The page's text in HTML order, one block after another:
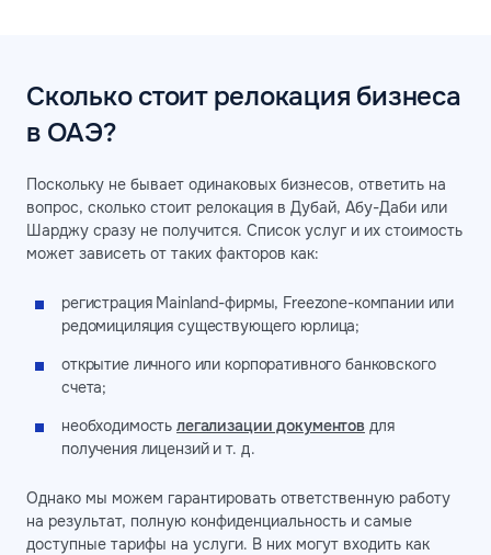
Сколько стоит релокация бизнеса
в ОАЭ?
Поскольку не бывает одинаковых бизнесов, ответить на
вопрос, сколько стоит релокация в Дубай, Абу-Даби или
Шарджу сразу не получится. Список услуг и их стоимость
может зависеть от таких факторов как:
регистрация Mainland-фирмы, Freezone-компании или
редомициляция существующего юрлица;
открытие личного или корпоративного банковского
счета;
необходимостьлегализации документовдля
получения лицензий и т. д.
Однако мы можем гарантировать ответственную работу
на результат, полную конфиденциальность и самые
доступные тарифы на услуги. В них могут входить как